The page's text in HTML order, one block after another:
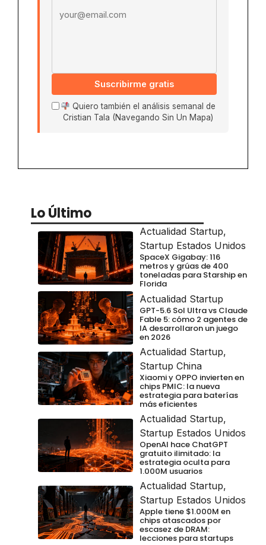
Suscribirme gratis
Quiero también el análisis semanal de
Cristian Tala (Navegando Sin Un Mapa)
Lo Último
Actualidad Startup,
Startup Estados Unidos
SpaceX Gigabay: 116
metros y grúas de 400
toneladas para Starship en
Florida
Actualidad Startup
GPT-5.6 Sol Ultra vs Claude
Fable 5: cómo 2 agentes de
IA desarrollaron un juego
en 2026
Actualidad Startup,
Startup China
Xiaomi y OPPO invierten en
chips PMIC: la nueva
estrategia para baterías
más eficientes
Actualidad Startup,
Startup Estados Unidos
OpenAI hace ChatGPT
gratuito ilimitado: la
estrategia oculta para
1.000M usuarios
Actualidad Startup,
Startup Estados Unidos
Apple tiene $1.000M en
chips atascados por
escasez de DRAM:
lecciones para startups